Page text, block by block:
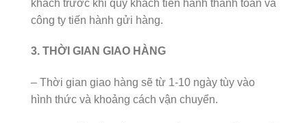
khách trước khi quý khách tiến hành thanh toán và
công ty tiến hành gửi hàng.
3. THỜI GIAN GIAO HÀNG
– Thời gian giao hàng sẽ từ 1-10 ngày tùy vào
hình thức và khoảng cách vận chuyển.